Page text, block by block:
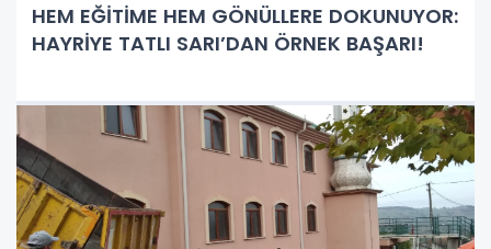
HEM EĞİTİME HEM GÖNÜLLERE DOKUNUYOR:
HAYRİYE TATLI SARI’DAN ÖRNEK BAŞARI!